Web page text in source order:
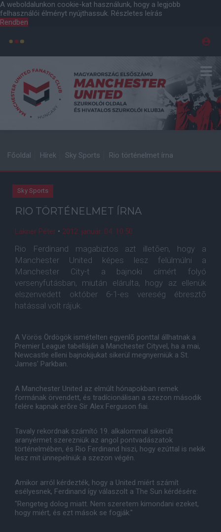
A weboldalunkon cookie-kat használunk, hogy a legjobb
felhasználói élményt nyújthassuk. Részletes leírás
Rendben
Főoldal Hírek Sky Sports Rio történelmet írna
Sky Sports
RIO TÖRTÉNELMET ÍRNA
Lakner Péter • 2012. január. 04. 10:50
Rio Ferdinand magabiztos azt illetõen, hogy a
Manchester United képes lesz felülmúlni a
Manchester City-t a bajnoki címért folyó
versenyfutásban, miután elárulta, hogy az ellenük
elszenvedett október 6-1-es vereség ébresztõ
hatással volt rájuk.
A Vörös Ördögök ismételten egyenlõ ponttal állhatnak a
Premier League tabelláján a Manchester Cityvel, ha a mai,
Newcastle elleni bajnokijukat sikerül megnyerniük a St.
James' Parkban.
A Manchester United az elmúlt hónapokban remek
formának örvendett, és tradícionálisan a szezon második
felére kapnak erõre Sir Alex Ferguson fiai.
Tavaly rekordnak számító 19. alkalommal sikerült
aranyérmet szerezniük az angol pontvadászatok
történelmében, és Rio Ferdinand hiszi, hogy ezúttal is nekik
lesz mit ünnepelniük a szezon végén.
Amikor arról kérdezték, hogy a United miért számít
esélyesnek, Ferdinand így válaszolt a The Sun kérdésére:
"Rengeteg dolog miatt. Nem szeretem kimondani ezeket,
hogy miért, és ezt mások se fogják."